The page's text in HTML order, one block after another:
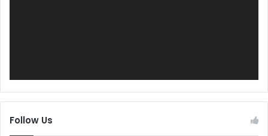
Follow Us